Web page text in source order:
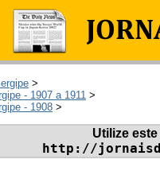
>
- 1907 a 1911 >
- 1908 >
Utilize
http://